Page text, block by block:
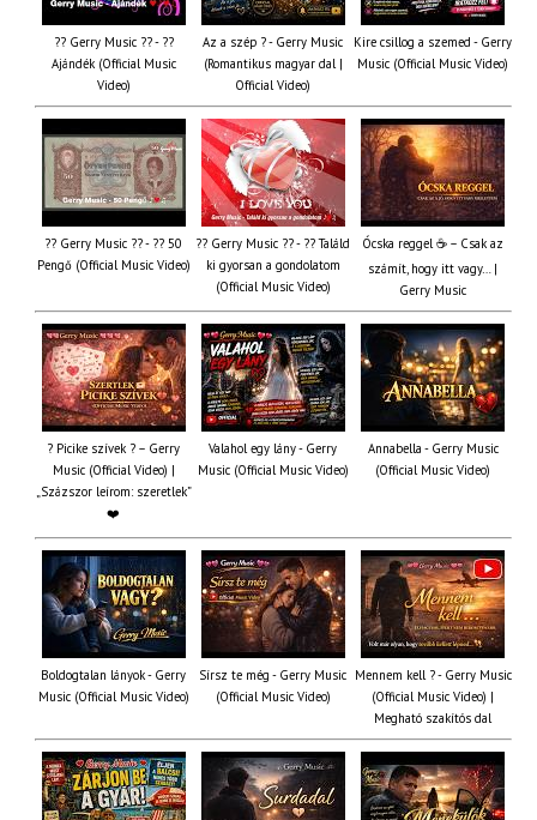
?? Gerry Music ?? - ??
Ajándék (Official Music
Video)
Az a szép ? - Gerry Music
(Romantikus magyar dal |
Official Video)
Kire csillog a szemed - Gerry
Music (Official Music Video)
?? Gerry Music ?? - ?? 50
Pengő (Official Music Video)
?? Gerry Music ?? - ?? Találd
ki gyorsan a gondolatom
(Official Music Video)
Ócska reggel ☕ – Csak az
számít, hogy itt vagy… |
Gerry Music
? Picike szívek ? – Gerry
Music (Official Video) |
„Százszor leírom: szeretlek”
❤️
Valahol egy lány - Gerry
Music (Official Music Video)
Annabella - Gerry Music
(Official Music Video)
Boldogtalan lányok - Gerry
Music (Official Music Video)
Sírsz te még - Gerry Music
(Official Music Video)
Mennem kell ? - Gerry Music
(Official Music Video) |
Megható szakítós dal